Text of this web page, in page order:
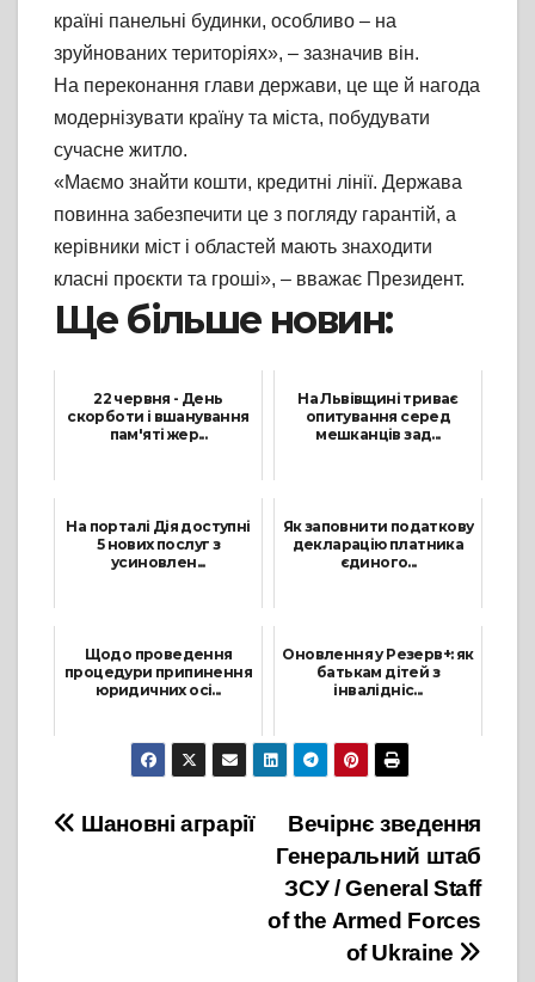
країні панельні будинки, особливо – на
зруйнованих територіях», – зазначив він.
На переконання глави держави, це ще й нагода
модернізувати країну та міста, побудувати
сучасне житло.
«Маємо знайти кошти, кредитні лінії. Держава
повинна забезпечити це з погляду гарантій, а
керівники міст і областей мають знаходити
класні проєкти та гроші», – вважає Президент.
Ще більше новин:
22 червня - День
скорботи і вшанування
пам'яті жер...
На Львівщині триває
опитування серед
мешканців зад...
На порталі Дія доступні
5 нових послуг з
усиновлен...
Як заповнити податкову
декларацію платника
єдиного...
Щодо проведення
процедури припинення
юридичних осі...
5 Грудня, 2022
Оновлення у Резерв+: як
батькам дітей з
інвалідніс...
21 Жовтня, 2025
Навігація
Вечірнє зведення
Генеральний штаб
ЗСУ / General Staff
of the Armed Forces
of Ukraine
Шановні аграрії